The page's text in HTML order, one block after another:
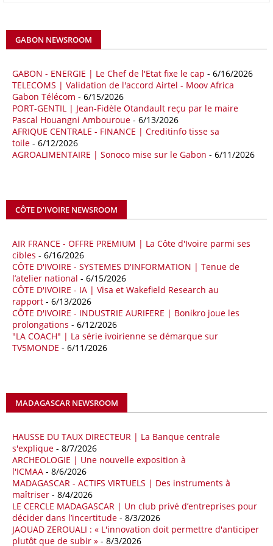
avril, à 81,82 milliards de dollars. Durant la même période, les
importations chinoises en provenance du continent ont atteint 45,02
quatre premiers mois de 2025.
09/05/26 ITALIE - LIBYE
Les deux pays veulent accélérer leurs projets gaziers communs, afin
de sécuriser davantage les approvisionnements énergétiques en
Méditerranée, dans un contexte marqué par des tensions
géopolitiques internationales et des perturbations sur le marché
mondial du gaz. Réunis à Rome le jeudi 7 mai, la Première ministre
coopération et les investissements dans le secteur énergétique. Cette
séquence survient alors que Rome cherche à réduire son exposition
18/04/26 ALGERIE - BP
La multinationale BP signe son retour en Algérie où un permis de
prospection d’hydrocarbures dans le bassin oriental lui a été attribué
par l’Agence nationale pour la valorisation des ressources en
hydrocarbures (ALNAFT). L’information rendue publique mercredi 15
avril par l’institution, intervient dans le cadre de sa politique de relance
de l’exploration. Le périmètre concerné se situe dans une zone de
l’est du pays jugée peu explorée malgré son potentiel. BP pourra y
lancer ses premières opérations de prospection sur le terrain portant
18/04/26 OUGANDA - CITIBANK
américaine Citibank pour arranger la mobilisation des financements
nécessaires à la construction du chemin de fer à écartement standard
(SGR) qui devrait relier la capitale Kampala à la frontière avec le
Kenya, pour un investissement de 2,7 milliards d'euros (3,19 milliards
de dollars). Selon le secrétaire permanent au ministère ougandais des
Finances, Ramathan Ggoobi, lors d’une rencontre entre les ministres
des Finances de l'Ouganda, du Kenya et du Rwanda tenue à
Washington, en marge des réunions de printemps 2026 du FMI et de
la Banque mondiale, des pourparlers avec les institutions de Bretton
GABON NEWSROOM
GABON - ENERGIE | Le Chef de l'Etat fixe le cap - 6/16/2026
TELECOMS | Validation de l'accord Airtel - Moov Africa
Gabon Télécom - 6/15/2026
PORT-GENTIL | Jean-Fidèle Otandault reçu par le maire
Pascal Houangni Ambouroue - 6/13/2026
AFRIQUE CENTRALE - FINANCE | Creditinfo tisse sa
toile - 6/12/2026
AGROALIMENTAIRE | Sonoco mise sur le Gabon - 6/11/2026
CÔTE D'IVOIRE NEWSROOM
AIR FRANCE - OFFRE PREMIUM | La Côte d'Ivoire parmi ses
cibles - 6/16/2026
CÔTE D'IVOIRE - SYSTEMES D'INFORMATION | Tenue de
l’atelier national - 6/15/2026
CÔTE D'IVOIRE - IA | Visa et Wakefield Research au
rapport - 6/13/2026
CÔTE D'IVOIRE - INDUSTRIE AURIFERE | Bonikro joue les
prolongations - 6/12/2026
"LA COACH" | La série ivoirienne se démarque sur
TV5MONDE - 6/11/2026
MADAGASCAR NEWSROOM
HAUSSE DU TAUX DIRECTEUR | La Banque centrale
s'explique - 8/7/2026
ARCHEOLOGIE | Une nouvelle exposition à
l'ICMAA - 8/6/2026
MADAGASCAR - ACTIFS VIRTUELS | Des instruments à
maîtriser - 8/4/2026
LE CERCLE MADAGASCAR | Un club privé d’entreprises pour
décider dans l’incertitude - 8/3/2026
JAOUAD ZEROUALI : « L'innovation doit permettre d'anticiper
plutôt que de subir » - 8/3/2026